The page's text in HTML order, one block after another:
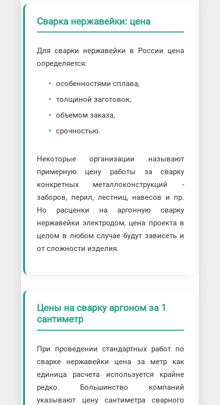
Сварка нержавейки: цена
Для сварки нержавейки в России цена
определяется:
особенностями сплава,
толщиной заготовок,
объемом заказа,
срочностью.
Некоторые организации называют
примерную цену работы за сварку
конкретных металлоконструкций -
заборов, перил, лестниц, навесов и пр.
Но расценки на аргонную сварку
нержавейки электродом, цена проекта в
целом в любом случае будут зависеть и
от сложности изделия.
Цены на сварку аргоном за 1
сантиметр
При проведении стандартных работ по
сварке нержавейки цена за метр как
единица расчета используется крайне
редко. Большинство компаний
указывают цену сантиметра сварного